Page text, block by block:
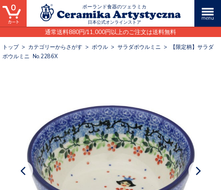
ポーランド食器のツェラミカ
日本公式オンラインストア
通常送料880円/11,000円以上のご注文は送料無料
0
トップ> カテゴリーからさがす > ボウル > サラダボウルミニ >
【限定柄】サラダ
ボウルミニ No.2286X